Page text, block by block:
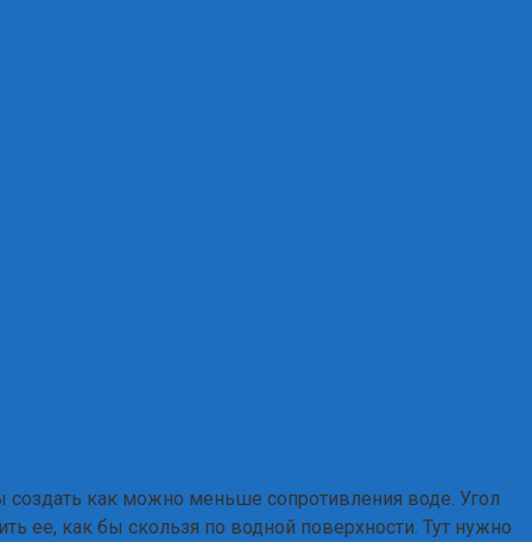
создать как можно меньше сопротивления воде. Угол
ее, как бы скользя по водной поверхности. Тут нужно